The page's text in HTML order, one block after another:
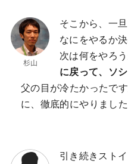
そこから、一
なにをやるか
次は何をやろ
に戻って、ソ
父の目が冷たかったで
に、徹底的にやりました
引き続きスト